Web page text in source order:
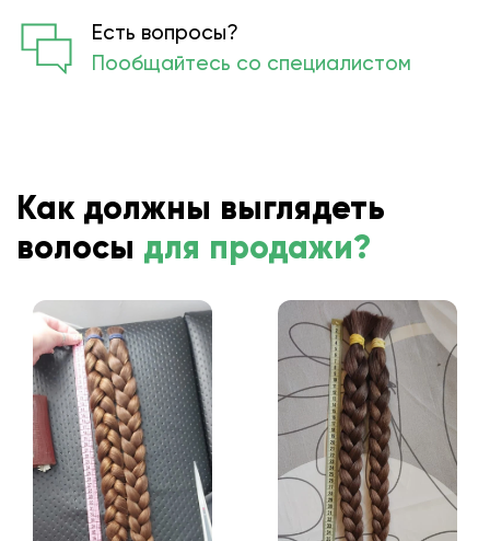
Есть вопросы?
Пообщайтесь со специалистом
Как должны выглядеть
волосы для продажи?